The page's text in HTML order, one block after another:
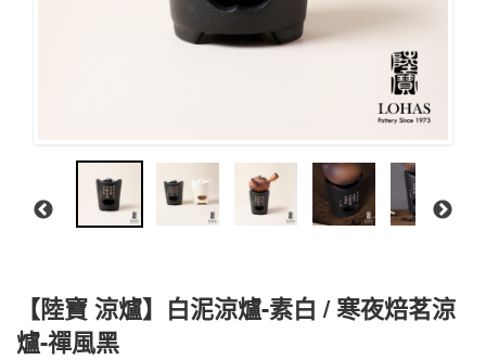
【陸寶 涼爐】白泥涼爐-素白 / 寒夜焙茗涼
爐-禪風黑